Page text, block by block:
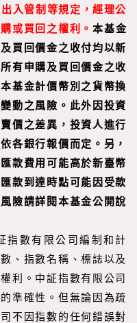
入管制等規定，經理公
或買回之權利。本基金
買回價金之收付均以新
有申購及買回價金之收
基金計價幣別之貨幣換
動之風險。此外因投資
價之差異，投資人進行
各銀行報價而定。另，
款費用可能高於新臺幣
款到達時點可能因受款
險請詳閱本基金公開說
指數有限公司編制和計
、指數名稱、標誌以及
利。中証指數有限公司
準確性。但無論因為疏
不因指數的任何錯誤對